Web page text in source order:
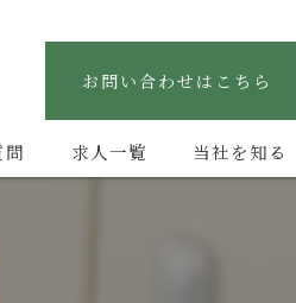
お問い合わせはこちら
問 求人一覧 当社を知る